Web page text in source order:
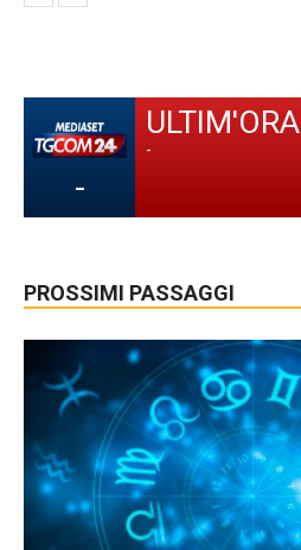
-
ULTIM'ORA
-
PROSSIMI PASSAGGI